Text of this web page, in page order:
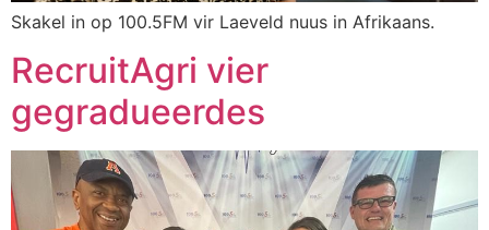
Skakel in op 100.5FM vir Laeveld nuus in Afrikaans.
RecruitAgri vier
gegradueerdes